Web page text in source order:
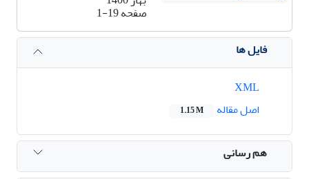
صفحه1-19
فایل ها
اصل مقاله
1.15 M
هم رسانی